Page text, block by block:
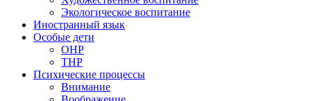
Экологическое воспитание
Иностранный язык
Особые дети
ОНР
ТНР
Психические процессы
Внимание